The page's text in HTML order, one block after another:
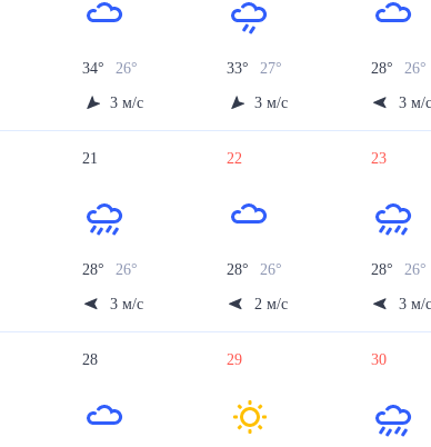
34° 26
3 м/с
33° 27°
3 м/с
28° 26
3 м/с
21
28° 26
3 м/с
22
28° 26
2 м/с
23
28° 26
3 м/с
28 29 30